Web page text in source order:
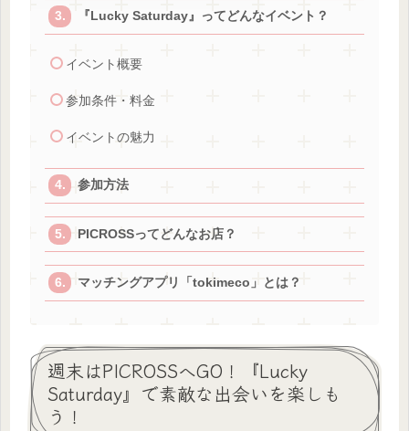
『Lucky Saturday』ってどんなイベント？
イベント概要
参加条件・料金
イベントの魅力
参加方法
PICROSSってどんなお店？
マッチングアプリ「tokimeco」とは？
週末はPICROSSへGO！『Lucky
Saturday』で素敵な出会いを楽しも
う！